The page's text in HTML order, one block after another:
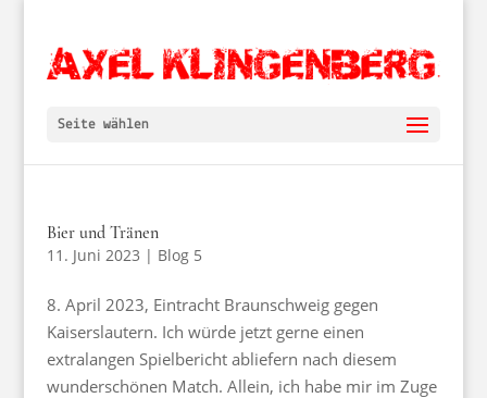
Seite wählen
Bier und Tränen
11. Juni 2023 | Blog 5
8. April 2023, Eintracht Braunschweig gegen
Kaiserslautern. Ich würde jetzt gerne einen
extralangen Spielbericht abliefern nach diesem
wunderschönen Match. Allein, ich habe mir im Zuge